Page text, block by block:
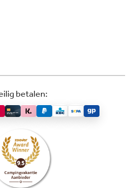
betalen: